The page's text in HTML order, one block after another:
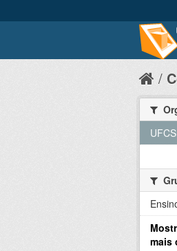
mais